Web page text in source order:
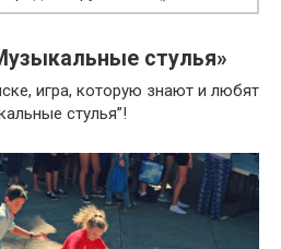
стулья»
игра, которую знают и любят
стулья”!